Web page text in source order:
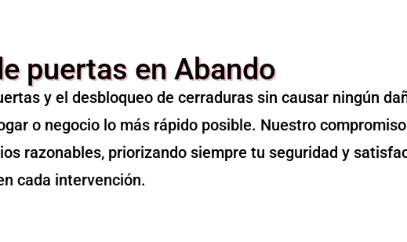
puertas en Abando
y el desbloqueo de cerraduras sin causar ningún
o negocio lo más rápido posible. Nuestro
razonables, priorizando siempre tu seguridad y
cada intervención.